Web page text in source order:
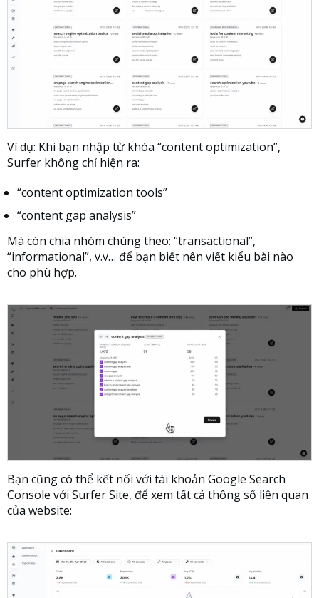
Ví dụ: Khi bạn nhập từ khóa “content optimization”,
Surfer không chỉ hiện ra:
“content optimization tools”
“content gap analysis”
Mà còn chia nhóm chúng theo: “transactional”,
“informational”, v.v… để bạn biết nên viết kiểu bài nào
cho phù hợp.
Bạn cũng có thể kết nối với tài khoản Google Search
Console với Surfer Site, để xem tất cả thông số liên quan
của website: